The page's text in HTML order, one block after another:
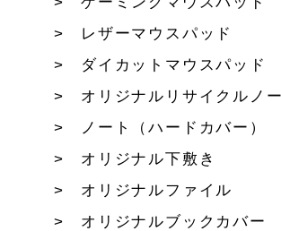
レザーマウスパッド
ダイカットマウスパッド
オリジナルリサイクルノ
ノート（ハードカバー）
オリジナル下敷き
オリジナルファイル
オリジナルブックカバー